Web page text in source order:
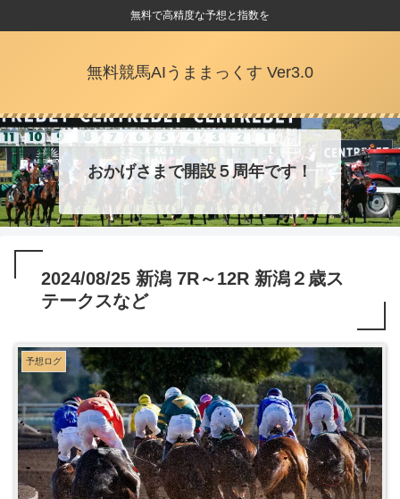
無料で高精度な予想と指数を
無料競馬AIうままっくす Ver3.0
おかげさまで開設５周年です！
2024/08/25 新潟 7R～12R 新潟２歳ス
テークスなど
予想ログ